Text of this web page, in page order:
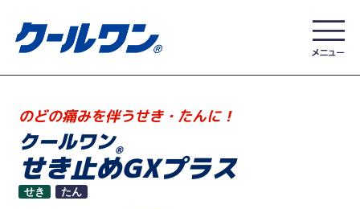
のどの痛みを伴うせき・たんに！
クールワン®
せき止めGXプラス
せき たん